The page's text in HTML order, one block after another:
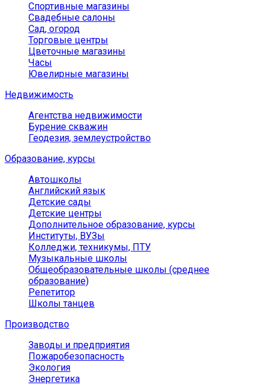
Спортивные магазины
Свадебные салоны
Сад, огород
Торговые центры
Цветочные магазины
Часы
Ювелирные магазины
Недвижимость
Агентства недвижимости
Бурение скважин
Геодезия, землеустройство
Образование, курсы
Автошколы
Английский язык
Детские сады
Детские центры
Дополнительное образование, курсы
Институты, ВУЗы
Колледжи, техникумы, ПТУ
Музыкальные школы
Общеобразовательные школы (среднее
образование)
Репетитор
Школы танцев
Производство
Заводы и предприятия
Пожаробезопасность
Экология
Энергетика